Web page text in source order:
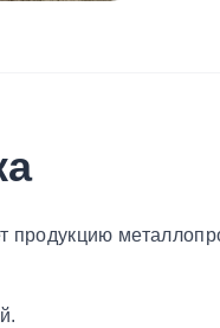
продукцию